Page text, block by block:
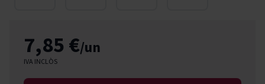
7,85 €/un
IVA INCLÒS